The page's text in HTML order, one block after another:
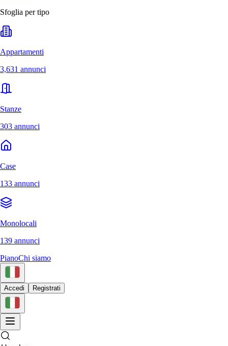
Sfoglia per tipo
Appartamenti
3,631 annunci
Stanze
303 annunci
Case
133 annunci
Monolocali
139 annunci
PianoChi siamo
Accedi Registrati